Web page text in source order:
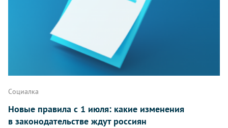
Социалка
Новые правила с 1 июля: какие изменения
в законодательстве ждут россиян